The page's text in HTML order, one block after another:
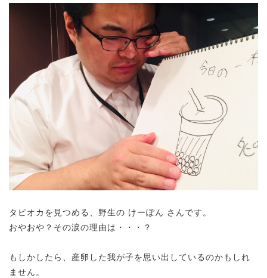
タピオカを見つめる、野生の けーぽん さんです。
おやおや？その涙の理由は・・・？
もしかしたら、産卵した我が子を思い出しているのかもしれ
ません。